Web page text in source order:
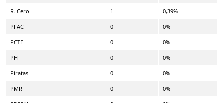
R. Cero 1 0,39%
PFAC 0 0%
PCTE 0 0%
PH 0 0%
Piratas 0 0%
PMR 0 0%